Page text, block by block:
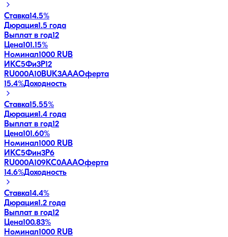
Ставка14.5%
Дюрация1.5 года
Выплат в год12
Цена101.15%
Номинал1000 RUB
ИКС5Фи3P12
RU000A10BUK3AAAОферта
15.4%Доходность
Ставка15.55%
Дюрация1.4 года
Выплат в год12
Цена101.60%
Номинал1000 RUB
ИКС5Фин3P6
RU000A109KC0AAAОферта
14.6%Доходность
Ставка14.4%
Дюрация1.2 года
Выплат в год12
Цена100.83%
Номинал1000 RUB